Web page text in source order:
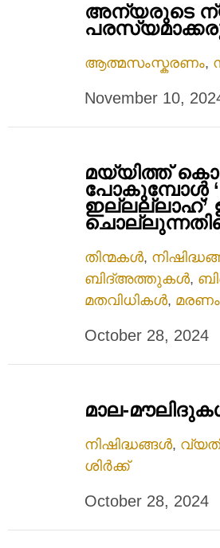
അന്യരുടെ
ആത്മസംസ്കരണം,
November 10,
മയ്യിത്ത്
പോകുമ്പോൾ
ഇല്ലല്ലാഹ്’
തിന്മകൾ,
ബിദ്അത്തുകൾ,
മതവിധികൾ, മരണം
October 28, 2024
മാല-
നിഷിദ്ധങ്ങൾ,
ശിർക്ക്
October 28, 2024